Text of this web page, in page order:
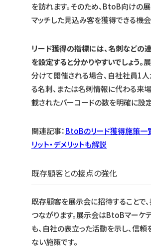
を訪れます。そのため、BtoB向けの
マッチした見込み客を獲得できる機会
リード獲得の指標には、名刺などの
を設定すると分かりやすいでしょう。
分けて開催される場合、自社社員1
る名刺、または名刺情報に代わる来
載されたバーコードの数を明確に設定
関連記事：BtoBのリード獲得施策一
リット・デメリットも解説
既存顧客との接点の強化
既存顧客を展示会に招待することで
つながります。展示会はBtoBマーケ
も、自社の表立った活動を示し、信
ない施策です。